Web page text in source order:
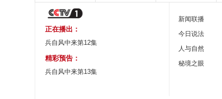
正在播出：
兵自风中来第12集
精彩预告：
兵自风中来第13集
新闻联播
今日说法
人与自然
秘境之眼